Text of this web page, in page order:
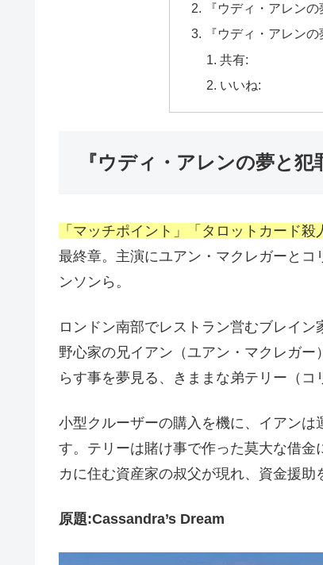
『ウディ・アレン
『ウディ・アレン
共有:
いいね:
『ウディ・アレンの夢と
「マッチポイント」「タロットカード殺
最終章。主演にユアン・マクレガーとコ
ンソンら。
ロンドン南部でレストラン営むブレイ
野心家の兄イアン（ユアン・マクレガ
らす事を夢見る、きままな弟テリー（コ
小型クルーザーの購入を機に、イアン
す。テリーは賭け事で作った莫大な借
カに住む資産家の叔父が現れ、資金援助
原題:Cassandra’s Dream